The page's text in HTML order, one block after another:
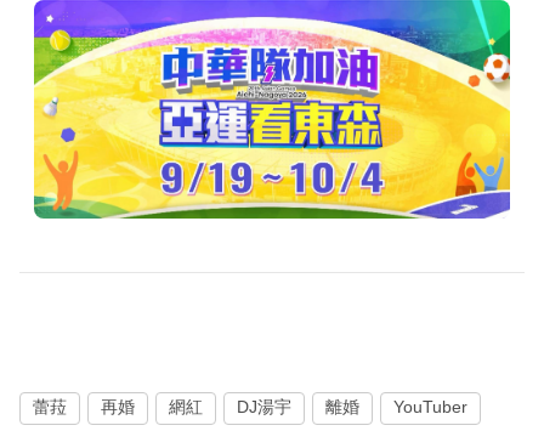
蕾菈 再婚 網紅 DJ湯宇 離婚 YouTuber